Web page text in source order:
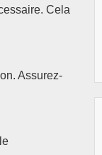
Cela
Assurez-